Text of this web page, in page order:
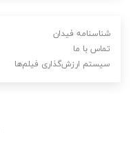
شناسنامه فیدان
تماس با ما
سیستم ارزش‌گذاری فیلم‌ها